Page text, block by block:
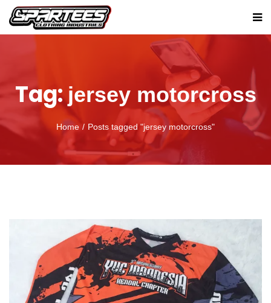
Tag:jersey motorcross
Home Posts tagged "jersey motorcross"